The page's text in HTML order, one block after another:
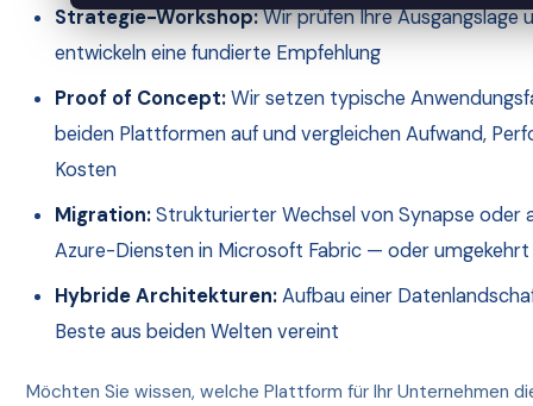
Strategie-Workshop:Wir prüfen Ihre Ausgangslage
entwickeln eine fundierte Empfehlung
Proof of Concept:Wir setzen typische
beiden Plattformen auf und vergleichen Aufwand,
Kosten
Migration:Strukturierter Wechsel von Synapse oder
Azure-Diensten in Microsoft Fabric — oder umgekehrt
Hybride Architekturen:Aufbau einer
Beste aus beiden Welten vereint
Möchten Sie wissen, welche Plattform für Ihr Unternehmen